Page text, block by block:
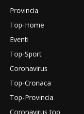
Provincia
Top-Home
Eventi
Top-Sport
Coronavirus
Top-Cronaca
Top-Provincia
Coronavirus top